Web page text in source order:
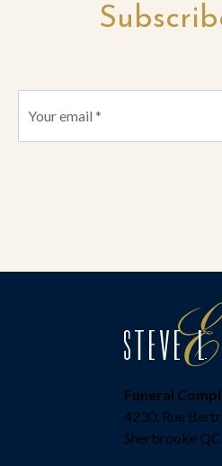
Funeral
4230, Rue
Sherbrooke